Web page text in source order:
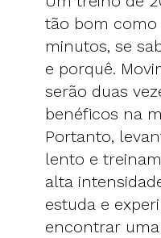
tão bom
minutos, se
e porquê.
serão duas
benéficos na
Portanto,
lento e
alta
estuda e
encontrar